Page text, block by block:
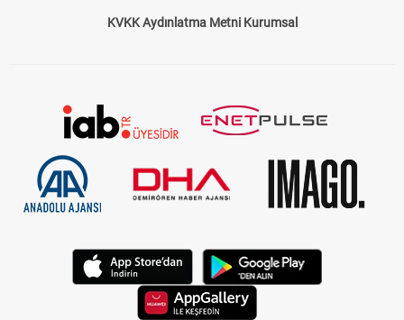
KVKK Aydınlatma Metni Kurumsal